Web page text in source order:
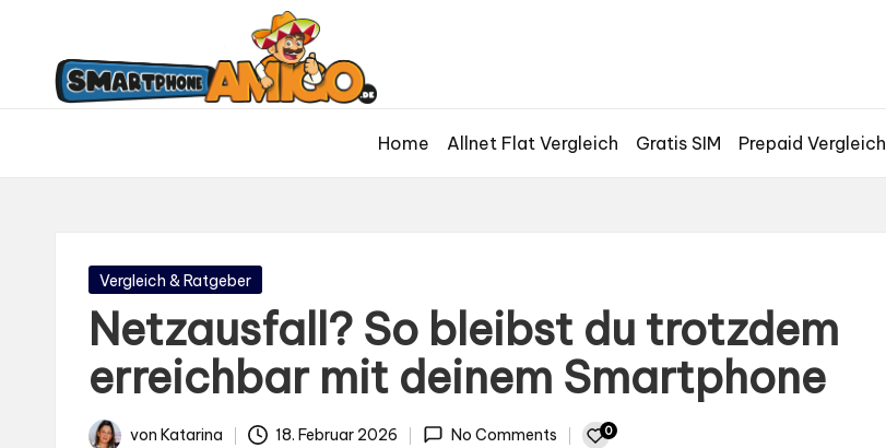
m
a
Begleiter
in
Home Allnet Flat Vergleich Gratis SIM Prepaid Vergleich
Gepostet
Vergleich & Ratgeber
Netzausfall? So bleibst du trotzdem
erreichbar mit deinem Smartphone
von Katarina 18. Februar 2026 No Comments 0